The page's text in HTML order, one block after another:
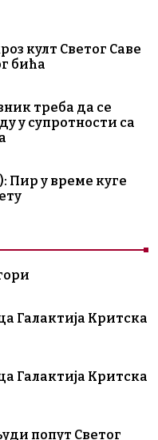
култ Светог Саве
бића
треба да се
у супротности са
Пир у време куге
Галактија Критска
Галактија Критска
попут Светог